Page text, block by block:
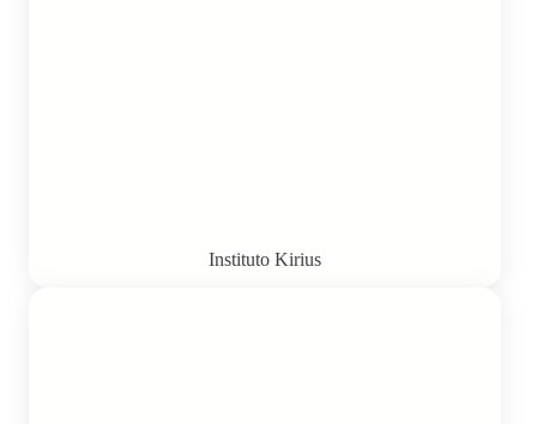
Instituto Kirius